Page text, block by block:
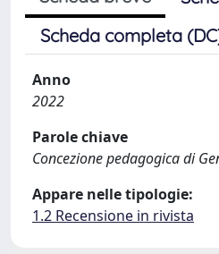
Scheda completa
Anno
2022
Parole chiave
Concezione pedagogica di
Appare nelle tipologie:
1.2 Recensione in rivista